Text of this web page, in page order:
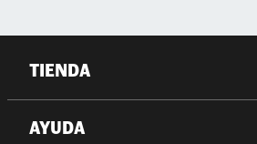
TIENDA
AYUDA